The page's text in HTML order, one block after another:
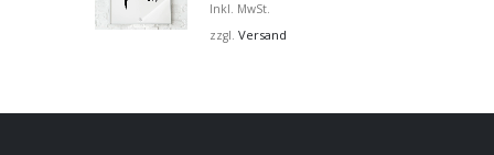
Inkl. MwSt.
zzgl. Versand